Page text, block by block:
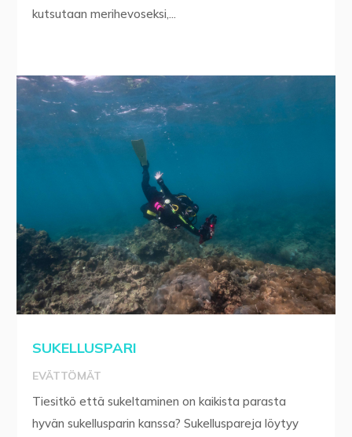
kutsutaan merihevoseksi,...
SUKELLUSPARI
EVÄTTÖMÄT
Tiesitkö että sukeltaminen on kaikista parasta
hyvän sukellusparin kanssa? Sukelluspareja löytyy